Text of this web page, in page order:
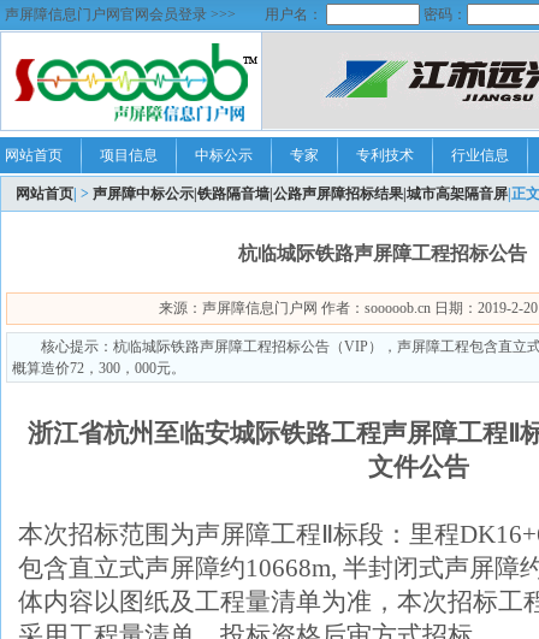
声屏障信息门户网官网会员登录 >>> 用户名： 密码：
网站首页 项目信息 中标公示 专家 专利技术 行业信息
网站首页 | > 声屏障中标公示|铁路隔音墙|公路声屏障招标结果|城市高架隔音屏 |正文
杭临城际铁路声屏障工程招标公告
来源：声屏障信息门户网 作者：sooooob.cn 日期：2019-2-
核心提示：杭临城际铁路声屏障工程招标公告（VIP），声屏障工程包含直立
概算造价72，300，000元。
浙江省杭州至临安城际铁路工程声屏障工程Ⅱ
文件公告
本次招标范围为声屏障工程Ⅱ标段：里程
包含直立式声屏障约10668m, 半封闭式声屏障
体内容以图纸及工程量清单为准，本次招标工